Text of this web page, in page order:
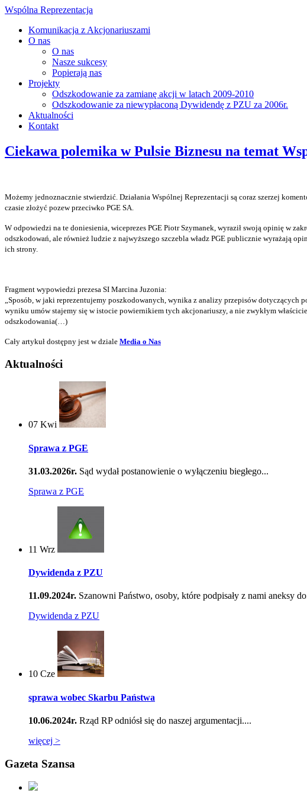
Wspólna Reprezentacja
Komunikacja z Akcjonariuszami
O nas
O nas
Nasze sukcesy
Popierają nas
Projekty
Odszkodowanie za zamianę akcji w latach 2009-2010
Odszkodowanie za niewypłaconą Dywidendę z PZU za 2006r.
Aktualności
Kontakt
Ciekawa polemika w Pulsie Biznesu na temat
Możemy jednoznacznie stwierdzić. Działania Wspólnej Reprezentacji są coraz szerzej
czasie złożyć pozew przeciwko PGE SA.
W odpowiedzi na te doniesienia, wiceprezes PGE Piotr Szymanek, wyraził swoją opinię w
odszkodowań, ale również ludzie z najwyższego szczebla władz PGE publicznie wyrażają
ich strony.
Fragment wypowiedzi prezesa SI Marcina Juzonia:
„Sposób, w jaki reprezentujemy poszkodowanych, wynika z analizy przepisów
wyniku umów stajemy się w istocie powiernikiem tych akcjonariuszy, a nie zwykłym
odszkodowania(…)
Cały artykuł dostępny jest w dziale Media o Nas
Aktualności
07 Kwi
Sprawa z PGE
31.03.2026r. Sąd wydał postanowienie o wyłączeniu biegłego...
Sprawa z PGE
11 Wrz
Dywidenda z PZU
11.09.2024r. Szanowni Państwo, osoby, które podpisały z nami aneksy
Dywidenda z PZU
10 Cze
sprawa wobec Skarbu Państwa
10.06.2024r. Rząd RP odniósł się do naszej argumentacji....
więcej >
Gazeta Szansa